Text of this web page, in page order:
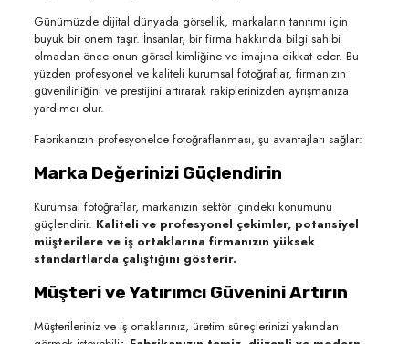
Günümüzde dijital dünyada görsellik, markaların tanıtımı için
büyük bir önem taşır. İnsanlar, bir firma hakkında bilgi sahibi
olmadan önce onun görsel kimliğine ve imajına dikkat eder. Bu
yüzden profesyonel ve kaliteli kurumsal fotoğraflar, firmanızın
güvenilirliğini ve prestijini artırarak rakiplerinizden ayrışmanıza
yardımcı olur.
Fabrikanızın profesyonelce fotoğraflanması, şu avantajları sağlar:
Marka Değerinizi Güçlendirin
Kurumsal fotoğraflar, markanızın sektör içindeki konumunu
güçlendirir. Kaliteli ve profesyonel çekimler, potansiyel
müşterilere ve iş ortaklarına firmanızın yüksek
standartlarda çalıştığını gösterir.
Müşteri ve Yatırımcı Güvenini Artırın
Müşterileriniz ve iş ortaklarınız, üretim süreçlerinizi yakından